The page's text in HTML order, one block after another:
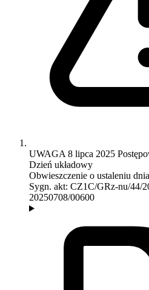
UWAGA 8 lipca 2025
Dzień układowy
Obwieszczenie o ustaleniu
Sygn. akt: CZ1C/GRz-nu/44/
20250708/00600